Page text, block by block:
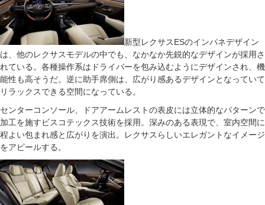
新型レクサスESのインパネデザイン
は、他のレクサスモデルの中でも、なかなか先鋭的なデザインが採用さ
れている。各種操作系はドライバーを包み込むようにデザインされ、機
能性も高そうだ。逆に助手席側は、広がり感あるデザインとなっていて
リラックスできる空間になっている。
センターコンソール、ドアアームレストの表皮には立体的なパターンで
加工を施すビスコテックス技術を採用。深みのある表現で、室内空間に
程よい包まれ感と広がりを演出。レクサスらしいエレガントなイメージ
をアピールする。